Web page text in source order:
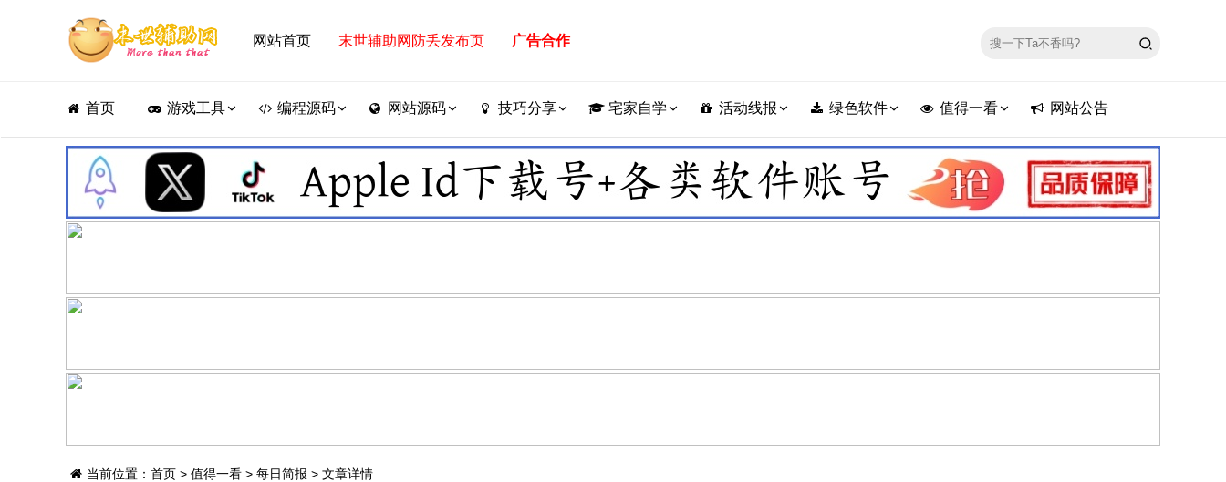
网站首页 末世辅助网防丢发布页 广告合作
首页 游戏工具 编程源码 网站源码 技巧分享 宅家自学 活动线报 绿色软件 值得一看 网站公告
当前位置： 首页 > 值得一看 > 每日简报 > 文章详情